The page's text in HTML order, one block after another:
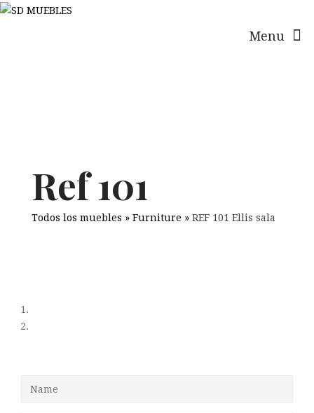
Menu
Ref 101
Todos los muebles » Furniture » REF 101 Ellis sala